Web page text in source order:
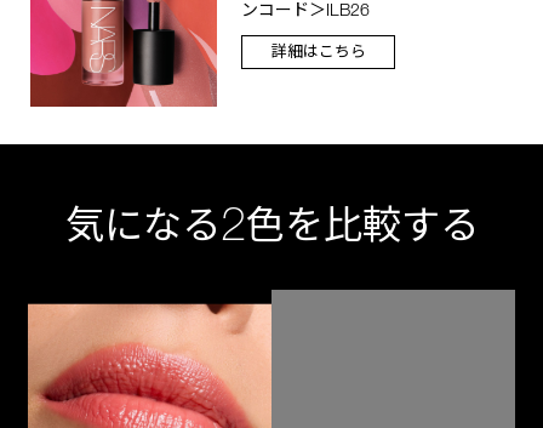
ンコード＞ILB26
詳細はこちら
気になる2色を比較する